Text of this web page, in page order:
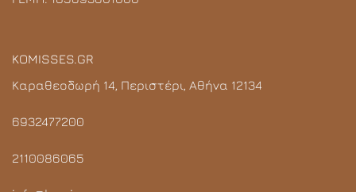
KOMISSES.GR
Καραθεοδωρή 14, Περιστέρι, Αθήνα 12134
6932477200
2110086065